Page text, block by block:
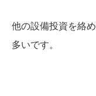
他の設備投資を絡
多いです。